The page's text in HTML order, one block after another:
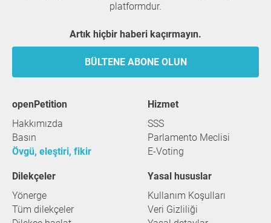
platformdur.
Artık hiçbir haberi kaçırmayın.
BÜLTENE ABONE OLUN
openPetition
Hakkımızda
Basın
Övgü, eleştiri, fikir
hizmet
SSS
Parlamento Meclisi
E-Voting
Dilekçeler
Yönerge
Tüm dilekçeler
Yasal hususlar
Kullanım Koşulları
Veri Gizliliği